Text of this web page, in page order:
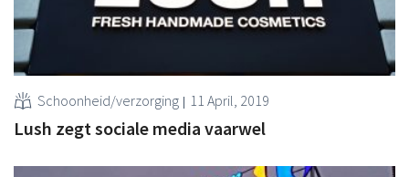
Schoonheid/verzorging 11 April, 2019
Lush zegt sociale media vaarwel